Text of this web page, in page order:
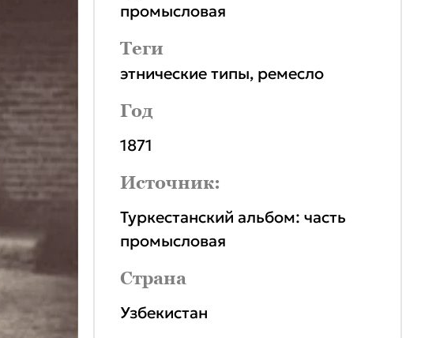
промысловая
Теги
этнические типы, ремесло
Год
1871
Источник:
Туркестанский альбом: часть
промысловая
Страна
Узбекистан